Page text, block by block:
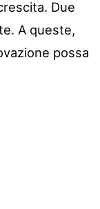
Due
A queste,
possa